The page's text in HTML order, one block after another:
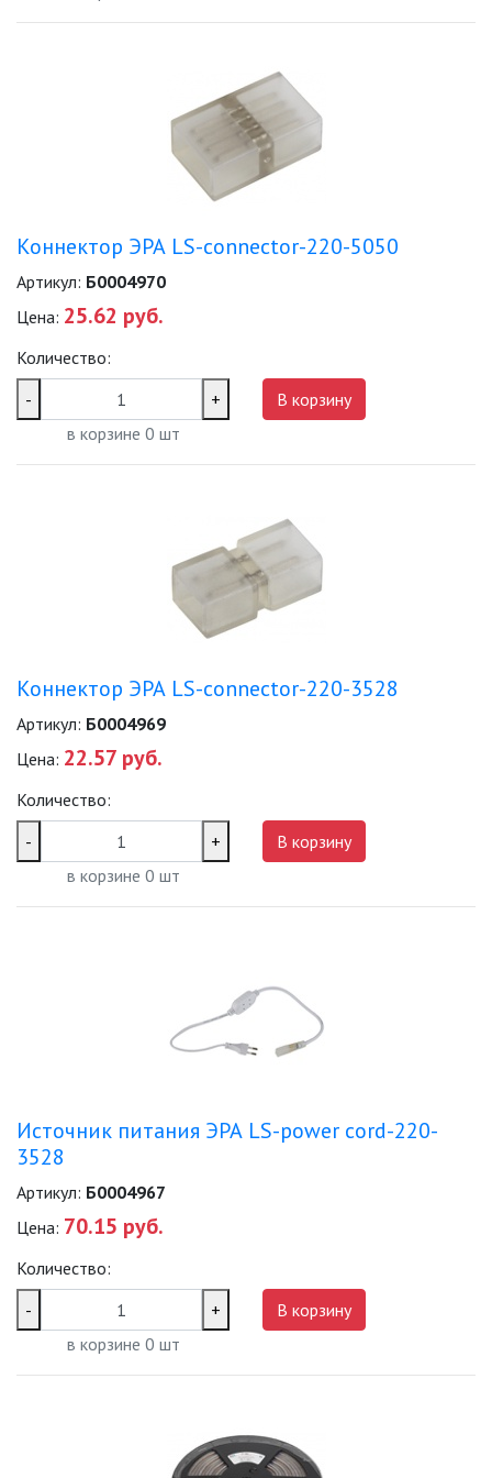
Коннектор ЭРА LS-connector-220-5050
Артикул: Б0004970
Цена: 25.62 руб.
Количество:
-
+
в корзине 0 шт
В корзину
Коннектор ЭРА LS-connector-220-3528
Артикул: Б0004969
Цена: 22.57 руб.
Количество:
-
+
в корзине 0 шт
В корзину
Источник питания ЭРА LS-power cord-220-
3528
Артикул: Б0004967
Цена: 70.15 руб.
Количество:
-
+
в корзине 0 шт
В корзину